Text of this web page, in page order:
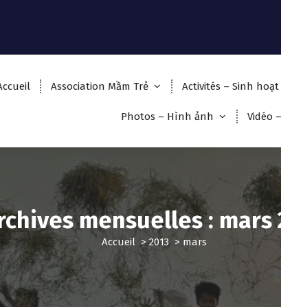
Association Mầm Trẻ Activités – Sinh hoạt
Photos – Hình ảnh Vidéo
mensuelles : mars
Accueil > 2013> mars